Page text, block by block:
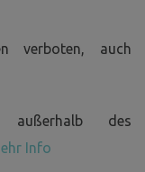
verboten, auch
außerhalb des
Info